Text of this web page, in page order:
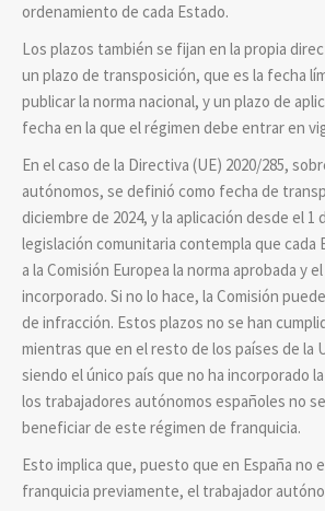
ordenamiento de cada Estado.
Los plazos también se fijan en la propia
un plazo de transposición, que es la fecha
publicar la norma nacional, y un plazo de
fecha en la que el régimen debe entrar en
En el caso de la Directiva (UE) 2020/285,
autónomos, se definió como fecha de
diciembre de 2024, y la aplicación desde el 1
legislación comunitaria contempla que
a la Comisión Europea la norma aprobada y
incorporado. Si no lo hace, la Comisión
de infracción. Estos plazos no se han
mientras que en el resto de los países de la
siendo el único país que no ha incorporado
los trabajadores autónomos españoles no
beneficiar de este régimen de franquicia.
Esto implica que, puesto que en España no
franquicia previamente, el trabajador